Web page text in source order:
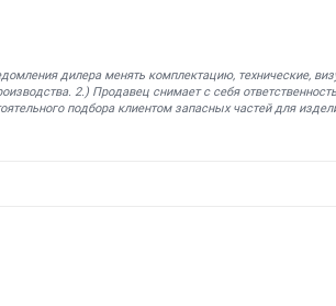
дилера менять комплектацию, технические,
2.) Продавец снимает с себя
подбора клиентом запасных частей для